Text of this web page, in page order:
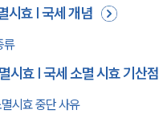
시효 | 국세 개념
류
시효 | 국세 소멸 시효 기산점
시효 중단 사유